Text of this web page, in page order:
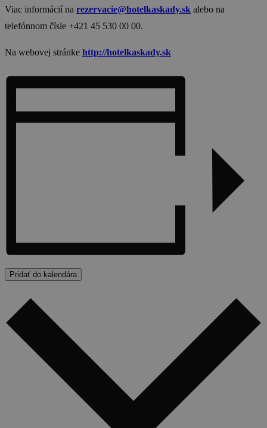
Viac informácií na rezervacie@hotelkaskady.sk alebo na
telefónnom čísle +421 45 530 00 00.
Na webovej stránke http://hotelkaskady.sk
Pridať do kalendára